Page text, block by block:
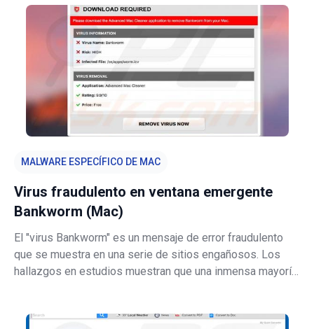
el patrón "[números_aleatorios].EZYMN". Por ejemplo,
MALWARE ESPECÍFICO DE MAC
Virus fraudulento en ventana emergente
Bankworm (Mac)
El "virus Bankworm" es un mensaje de error fraudulento
que se muestra en una serie de sitios engañosos. Los
hallazgos en estudios muestran que una inmensa mayoría
potencialmente no deseados o por an